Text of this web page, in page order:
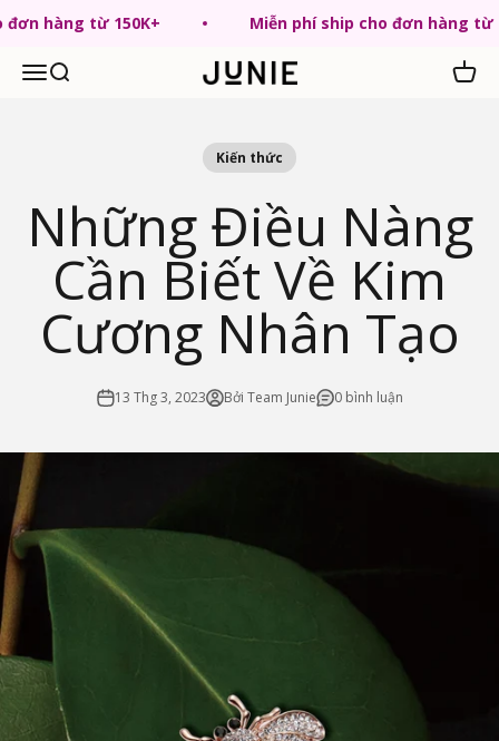
đơn hàng từ 150K+ Miễn phí ship cho đơn hàng từ
MenuTìm kiếm JUNIE VN Giỏ
Kiến thức
Những Điều Nàng
Cần Biết Về Kim
Cương Nhân Tạo
13 Thg 3, 2023 Bởi Team Junie 0 bình luận